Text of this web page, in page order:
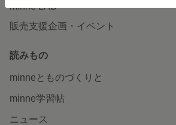
minne LAB
販売支援企画・イベント
読みもの
minneとものづくりと
minne学習帖
ニュース